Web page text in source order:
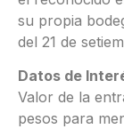
su propia
del 21 de
Datos de
Valor de la
pesos para